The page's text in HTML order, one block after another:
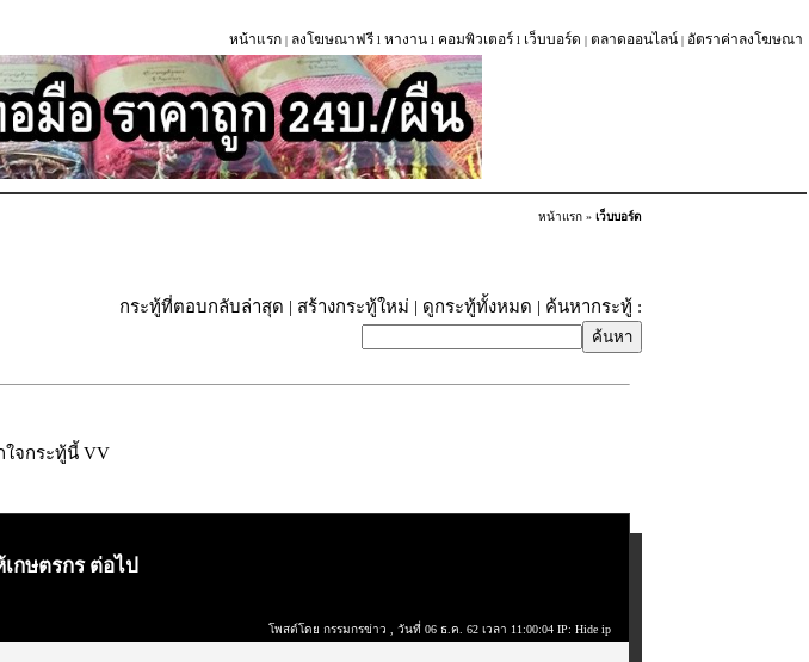
หน้าแรก | ลงโฆษณาฟรี l หางาน l คอมพิวเตอร์ l เว็บบอร์ด | ตลาดออนไลน์ | อัตราค่าลงโฆษณา
หน้าแรก » เว็บบอร์ด
กระทู้ที่ตอบกลับล่าสุด | สร้างกระทู้ใหม่ | ดูกระทู้ทั้งหมด | ค้นหากระทู้ :
จกระทู้นี้ VV
กษตรกร ต่อไป
โพสต์โดย กรรมกรข่าว , วันที่ 06 ธ.ค. 62 เวลา 11:00:04 IP: Hide ip